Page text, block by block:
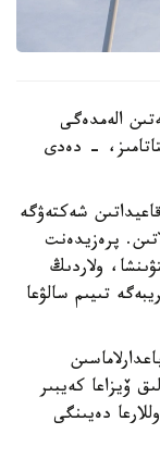
الەمدەگى
- دەدى
شەكتەۋگە
پرەزيدەنت
ولاردىڭ
تىيىم سالۋعا
ۆيزاعا كەيبىر
100 مىڭنان 250 مىڭ دوللارعا دەيىنگى